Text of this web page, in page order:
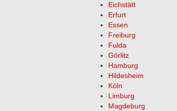
Eichstätt
Erfurt
Essen
Freiburg
Fulda
Görlitz
Hamburg
Hildesheim
Köln
Limburg
Magdeburg